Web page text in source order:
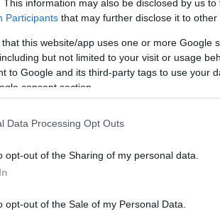
This information may also be disclosed by us
Participants that may further disclose it to other
that this website/app uses one or more Google
but not limited to your visit or usage
to Google and its third-party tags to use your
consent section.
Data Processing Opt Outs
opt-out of the Sharing of my personal data.
opt-out of the Sale of my Personal Data.
lehetőség maradt ki. Omarsson
de sem a játékvezető, sem a VAR
lövése a kapufán csattant,
a 0-0-s állást.
láthattunk, Njie remekül ment el a
tíz méterről lőtt, de egy becsúszó
kezezést reklamáltak, ám